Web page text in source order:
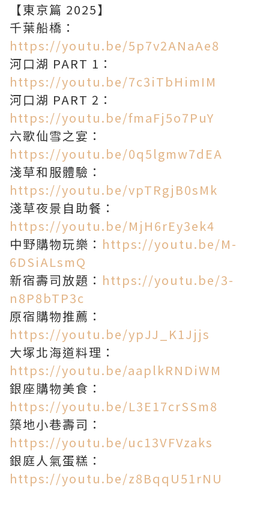
【東京篇 2025】
千葉船橋：
https://youtu.be/5p7v2ANaAe8
河口湖 PART 1：
https://youtu.be/7c3iTbHimIM
河口湖 PART 2：
https://youtu.be/fmaFj5o7PuY
六歌仙雪之宴：
https://youtu.be/0q5lgmw7dEA
淺草和服體驗：
https://youtu.be/vpTRgjB0sMk
淺草夜景自助餐：
https://youtu.be/MjH6rEy3ek4
中野購物玩樂： https://youtu.be/M-
6DSiALsmQ
新宿壽司放題： https://youtu.be/3-
n8P8bTP3c
原宿購物推薦：
https://youtu.be/ypJJ_K1Jjjs
大塚北海道料理：
https://youtu.be/aaplkRNDiWM
銀座購物美食：
https://youtu.be/L3E17crSSm8
築地小巷壽司：
https://youtu.be/uc13VFVzaks
銀庭人氣蛋糕：
https://youtu.be/z8BqqU51rNU